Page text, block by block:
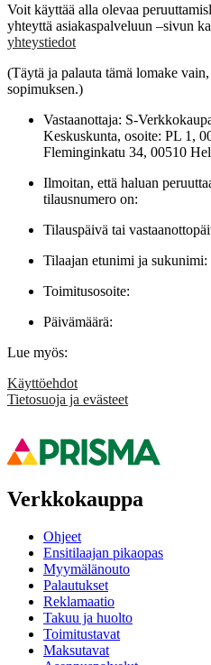
Voit käyttää alla olevaa
yhteyttä asiakaspalveluun –sivun
yhteystiedot
(Täytä ja palauta tämä lomake
sopimuksen.)
Vastaanottaja: S-
Keskuskunta, osoite: PL 1,
Fleminginkatu 34, 00510
Ilmoitan, että haluan
tilausnumero on:
Tilauspäivä tai
Tilaajan etunimi ja sukunimi:
Toimitusosoite:
Päivämäärä:
Lue myös:
Käyttöehdot
Tietosuoja ja evästeet
Verkkokauppa
Ohjeet
Ensitilaajan pikaopas
Myymälänouto
Palautukset
Reklamaatio
Takuu ja huolto
Toimitustavat
Maksutavat